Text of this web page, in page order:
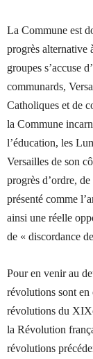
La Commune est
progrès alternative
groupes s’accuse
communards,
Catholiques et de
la Commune
l’éducation, les
Versailles de son
progrès d’ordre,
présenté comme
ainsi une réelle
de « discordance
Pour en venir au
révolutions sont en
révolutions du
la Révolution
révolutions